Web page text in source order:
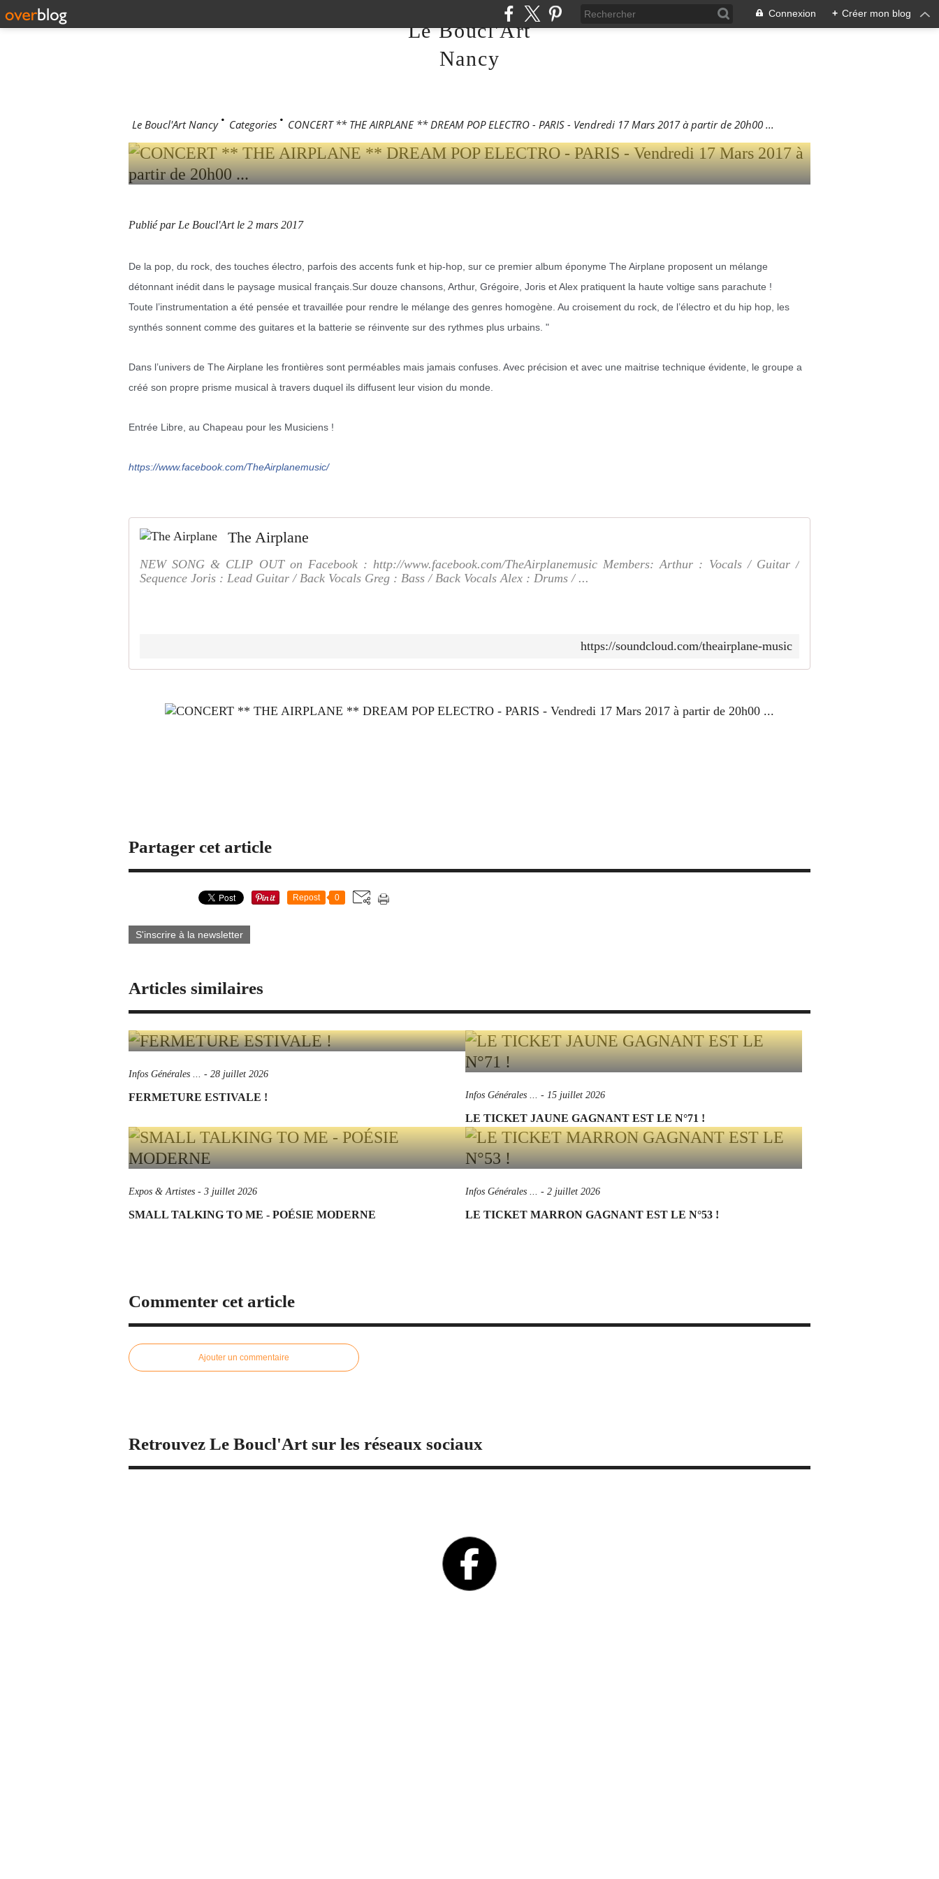
Connexion + Créer mon blog
Le Boucl'Art
Nancy
Le Boucl'Art Nancy > Categories > CONCERT ** THE AIRPLANE ** DREAM POP ELECTRO - PARIS - Vendredi 17 Mars 2017 à partir de 20h00 ...
CONCERT ** THE AIRPLANE ** DREAM
MARS 2017 À PARTIR DE 20H00 ...
Publié par Le Boucl'Art le 2 mars 2017
De la pop, du rock, des touches électro, parfois des accents funk et hip-hop, sur ce premier album éponyme The Airplane proposent un mélange
détonnant inédit dans le paysage musical français.Sur douze chansons, Arthur, Grégoire, Joris et Alex pratiquent la haute voltige sans parachute !
Toute l’instrumentation a été pensée et travaillée pour rendre le mélange des genres homogène. Au croisement du rock, de l’électro et du hip hop, les
synthés sonnent comme des guitares et la batterie se réinvente sur des rythmes plus urbains. "
Dans l’univers de The Airplane les frontières sont perméables mais jamais confuses. Avec précision et avec une maitrise technique évidente, le groupe a
créé son propre prisme musical à travers duquel ils diffusent leur vision du monde.
Entrée Libre, au Chapeau pour les Musiciens !
https://www.facebook.com/TheAirplanemusic/
The Airplane
NEW SONG & CLIP OUT on Facebook : http://www.facebook.com/TheAirplanemusic Members: Arthur : Vocals / Guitar /
Sequence Joris : Lead Guitar / Back Vocals Greg : Bass / Back Vocals Alex : Drums / ...
https://soundcloud.com/theairplane-music
Partager cet article
Repost 0
S'inscrire à la newsletter
Articles similaires
Infos Générales ... - 28 juillet 2026
FERMETURE ESTIVALE ! Infos Générales ... - 15 juillet 2026
LE TICKET JAUNE GAGNANT EST LE N°71 !
Expos & Artistes - 3 juillet 2026
SMALL TALKING TO ME - POÉSIE MODERNE
Infos Générales ... - 2 juillet 2026
LE TICKET MARRON GAGNANT EST LE N°53 !
Commenter cet article
Ajouter un commentaire
Retrouvez Le Boucl'Art sur les réseaux sociaux